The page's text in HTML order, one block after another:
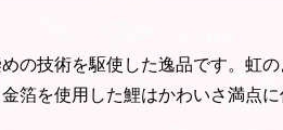
の技術を駆使した逸品です。虹
箔を使用した鯉はかわいさ満点に